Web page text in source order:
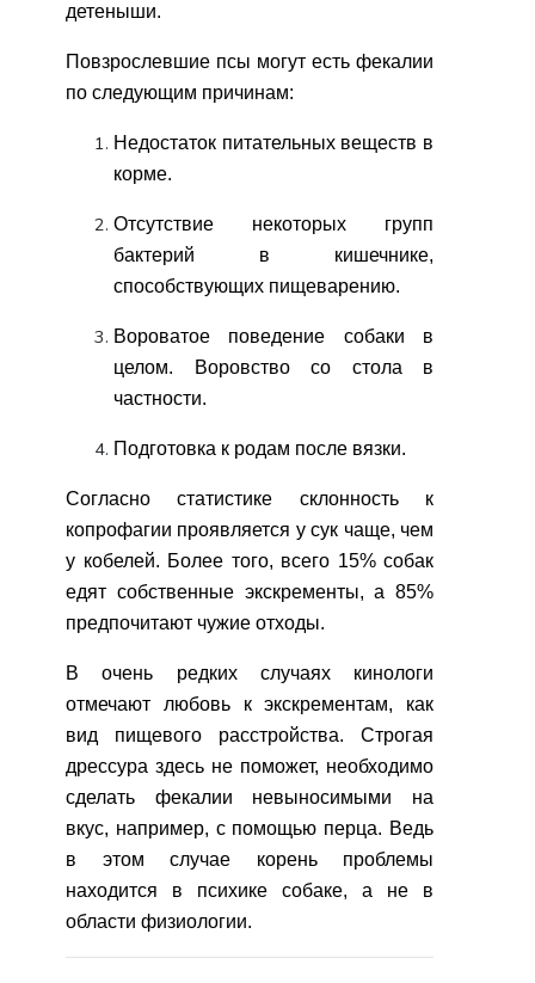
детеныши.
Повзрослевшие псы могут есть фекалии
по следующим причинам:
Недостаток питательных веществ в
корме.
Отсутствие некоторых групп
бактерий в кишечнике,
способствующих пищеварению.
Вороватое поведение собаки в
целом. Воровство со стола в
частности.
Подготовка к родам после вязки.
Согласно статистике склонность к
копрофагии проявляется у сук чаще, чем
у кобелей. Более того, всего 15% собак
едят собственные экскременты, а 85%
предпочитают чужие отходы.
В очень редких случаях кинологи
отмечают любовь к экскрементам, как
вид пищевого расстройства. Строгая
дрессура здесь не поможет, необходимо
сделать фекалии невыносимыми на
вкус, например, с помощью перца. Ведь
в этом случае корень проблемы
находится в психике собаке, а не в
области физиологии.